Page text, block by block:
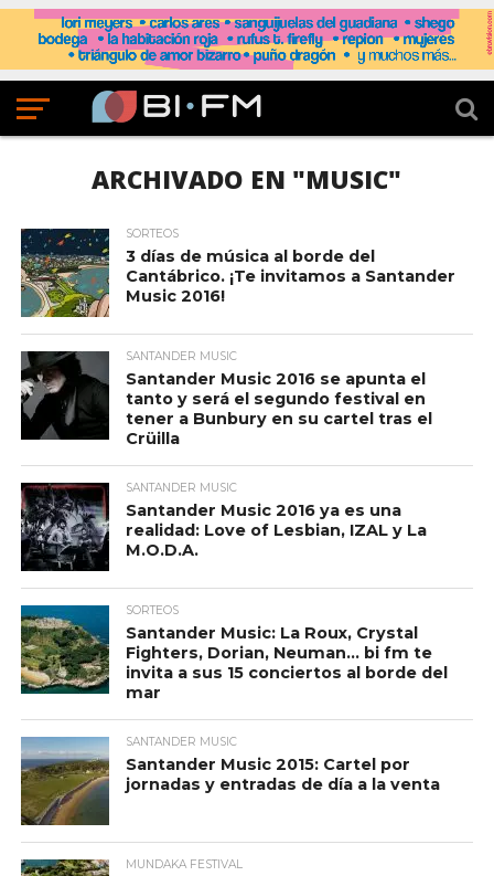
ARCHIVADO EN "MUSIC"
SORTEOS
3 días de música al borde del
Cantábrico. ¡Te invitamos a Santander
Music 2016!
SANTANDER MUSIC
Santander Music 2016 se apunta el
tanto y será el segundo festival en
tener a Bunbury en su cartel tras el
Crüilla
SANTANDER MUSIC
Santander Music 2016 ya es una
realidad: Love of Lesbian, IZAL y La
M.O.D.A.
SORTEOS
Santander Music: La Roux, Crystal
Fighters, Dorian, Neuman… bi fm te
invita a sus 15 conciertos al borde del
mar
SANTANDER MUSIC
Santander Music 2015: Cartel por
jornadas y entradas de día a la venta
MUNDAKA FESTIVAL